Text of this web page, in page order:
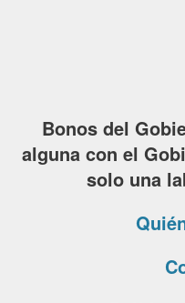
Bonos del
alguna con el
solo una